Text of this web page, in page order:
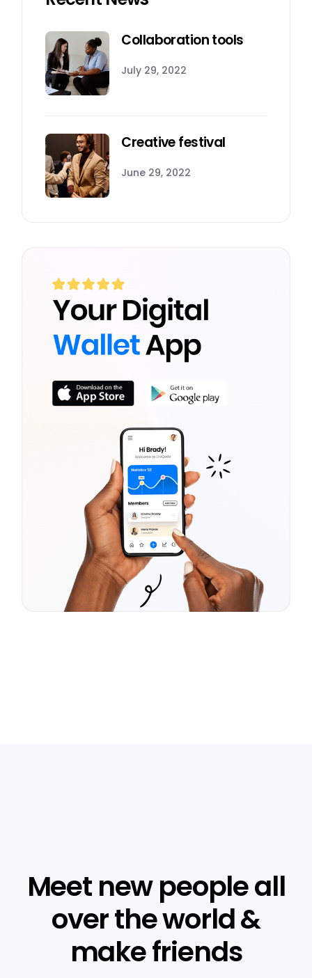
Collaboration tools
July 29, 2022
Creative festival
June 29, 2022
Meet new people all
over the world &
make friends